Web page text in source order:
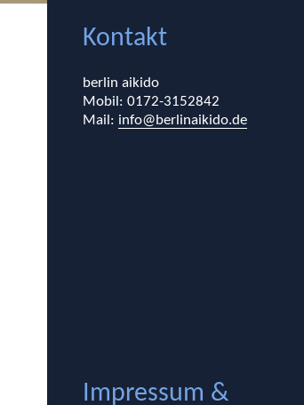
Kontakt
berlin aikido
Mobil: 0172-3152842
Mail: info@berlinaikido.de
Impressum &